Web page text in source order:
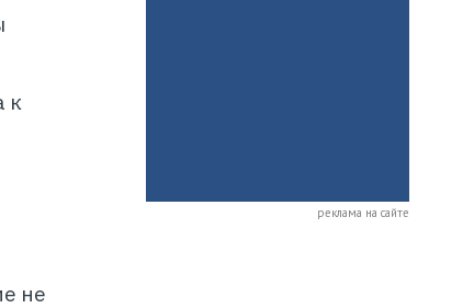
к
не
реклама на сайте